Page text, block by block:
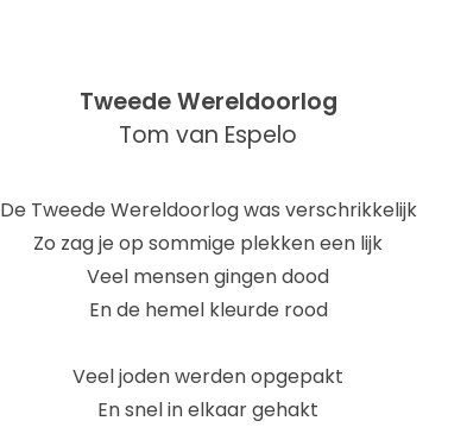
Tweede Wereldoorlog
Tom van Espelo
De Tweede Wereldoorlog was verschrikkelijk
Zo zag je op sommige plekken een lijk
Veel mensen gingen dood
En de hemel kleurde rood
Veel joden werden opgepakt
En snel in elkaar gehakt